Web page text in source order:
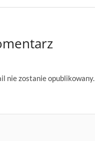
nie zostanie opublikowany.